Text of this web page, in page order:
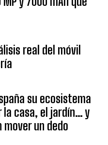
real del móvil
su ecosistema
la casa, el jardín… y
un dedo